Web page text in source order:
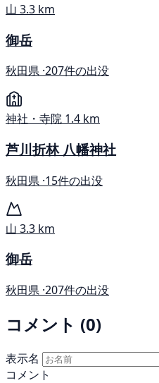
山 3.3 km
御岳
秋田県 ·207件の出没
神社・寺院 1.4 km
芦川折林 八幡神社
秋田県 ·15件の出没
山 3.3 km
御岳
秋田県 ·207件の出没
コメント (0)
表示名
コメント